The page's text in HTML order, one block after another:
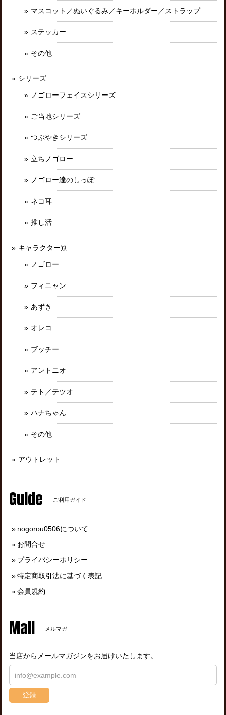
マスコット／ぬいぐるみ／キーホルダー／ストラップ
ステッカー
その他
シリーズ
ノゴローフェイスシリーズ
ご当地シリーズ
つぶやきシリーズ
立ちノゴロー
ノゴロー達のしっぽ
ネコ耳
推し活
キャラクター別
ノゴロー
フィニャン
あずき
オレコ
ブッチー
アントニオ
テト／テツオ
ハナちゃん
その他
アウトレット
Guide ご利用ガイド
nogorou0506について
お問合せ
プライバシーポリシー
特定商取引法に基づく表記
会員規約
Mail メルマガ
当店からメールマガジンをお届けいたします。
登録